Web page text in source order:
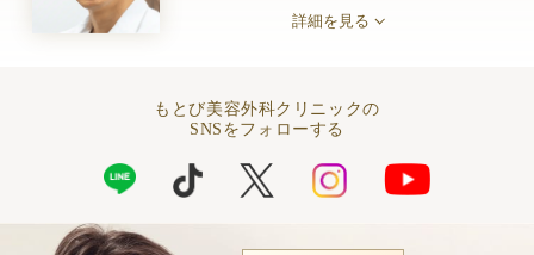
詳細を見る
もとび美容外科クリニックの
SNSをフォローする